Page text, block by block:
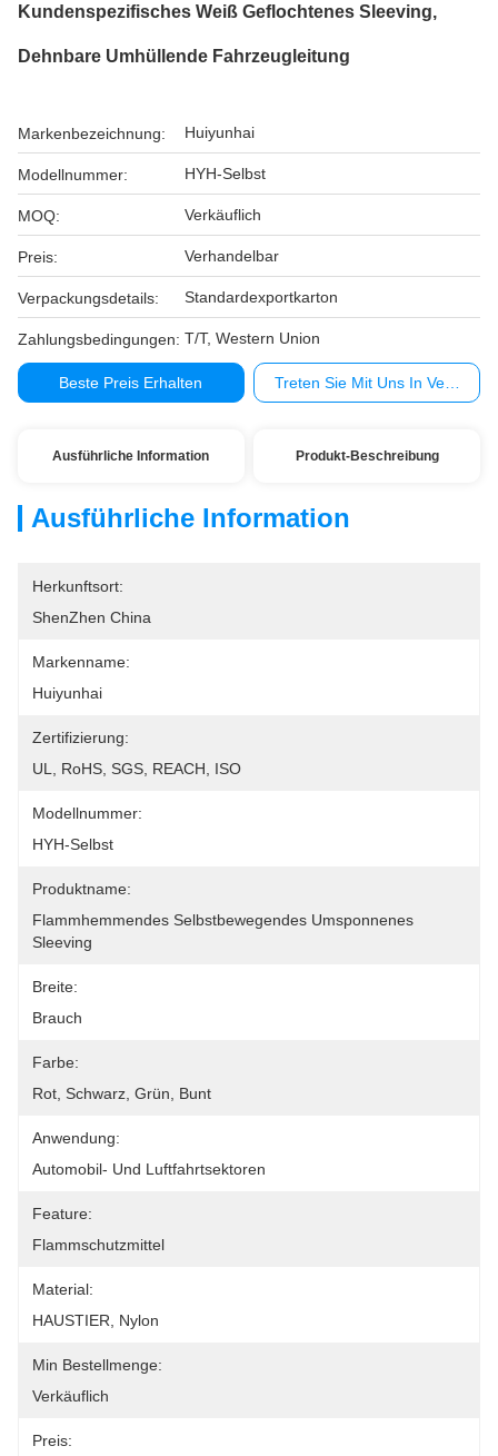
Kundenspezifisches Weiß Geflochtenes Sleeving,
Dehnbare Umhüllende Fahrzeugleitung
Markenbezeichnung: Huiyunhai
Modellnummer: HYH-Selbst
MOQ: Verkäuflich
Preis: Verhandelbar
Verpackungsdetails: Standardexportkarton
Zahlungsbedingungen: T/T, Western Union
Beste Preis Erhalten Treten Sie Mit Uns In
Ausführliche Information Produkt-Beschreibung
Ausführliche Information
Herkunftsort:
ShenZhen China
Markenname:
Huiyunhai
Zertifizierung:
UL, RoHS, SGS, REACH, ISO
Modellnummer:
HYH-Selbst
Produktname:
Flammhemmendes Selbstbewegendes Umsponnenes
Sleeving
Breite:
Brauch
Farbe:
Rot, Schwarz, Grün, Bunt
Anwendung:
Automobil- Und Luftfahrtsektoren
Feature:
Flammschutzmittel
Material:
HAUSTIER, Nylon
Min Bestellmenge:
Verkäuflich
Preis: